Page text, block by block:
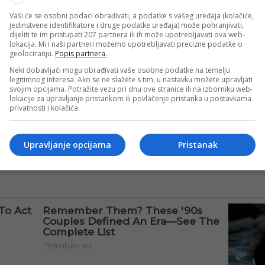
i ozbiljan propust svih koji su bili dužni reagovati.
nadležnih organa, uključujući Fudbalski savez Bosne
nadležnih institucija, uključujući policijske strukture te
odgovornosti i konkretne sankcije. Svako ko je
na sportskim manifestacijama u Bosni i
Vaši će se osobni podaci obrađivati, a podatke s vašeg uređaja (kolačiće,
jedinstvene identifikatore i druge podatke uređaja) može pohranjivati,
dijeliti te im pristupati 207 partnera ili ih može upotrebljavati ova web-
lokacija. Mi i naši partneri možemo upotrebljavati precizne podatke o
geolociranju. Popis partnera.
Neki dobavljači mogu obrađivati vaše osobne podatke na temelju
legitimnog interesa. Ako se ne slažete s tim, u nastavku možete upravljati
svojim opcijama. Potražite vezu pri dnu ove stranice ili na izborniku web-
lokacije za upravljanje pristankom ili povlačenje pristanka u postavkama
privatnosti i kolačića.
Pristanak
Upravljanje opcijama